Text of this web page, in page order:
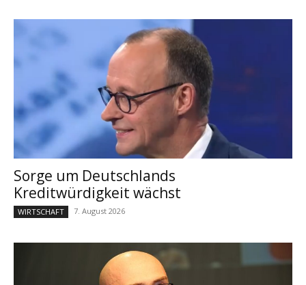
Sorge um Deutschlands
Kreditwürdigkeit wächst
WIRTSCHAFT 7. August 2026